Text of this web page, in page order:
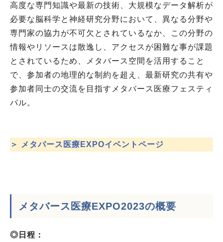
高度な専門知識や最新の技術、大規模なデータ解析が
必要な脳科学と神経研究分野において、異なる分野や
専門家の協力が不可欠とされているなか、この分野の
情報やリソースは散逸し、アクセスが困難な事が課題
とされているため、メタバース空間を活用すること
で、参加者の地理的な制約を超え、最新研究の共有や
参加者同士の交流を目指すメタバース医療フェスティ
バル。
＞ メタバース医療EXPOイベントページ
メタバース医療EXPO2023の概要
◎日程：